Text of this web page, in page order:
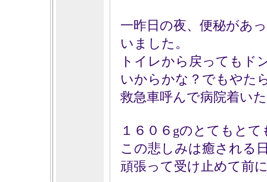
一昨日の夜、便秘があ
いました。
トイレから戻ってもド
いからかな？でもやた
救急車呼んで病院着い
１６０６gのとてもと
この悲しみは癒される
頑張って受け止めて前